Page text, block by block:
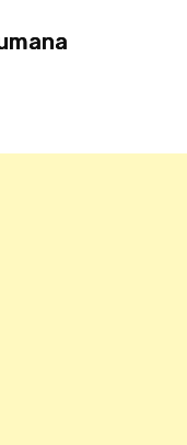
Acaray, GG